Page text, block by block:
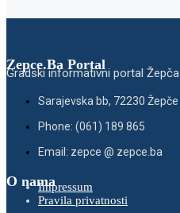
Zepce.Ba Portal
Gradski informativni portal Žepča
Sarajevska bb, 72230 Žepče
Phone: (061) 189 865
Email: zepce @ zepce.ba
O namaImpressum
Pravila privatnosti